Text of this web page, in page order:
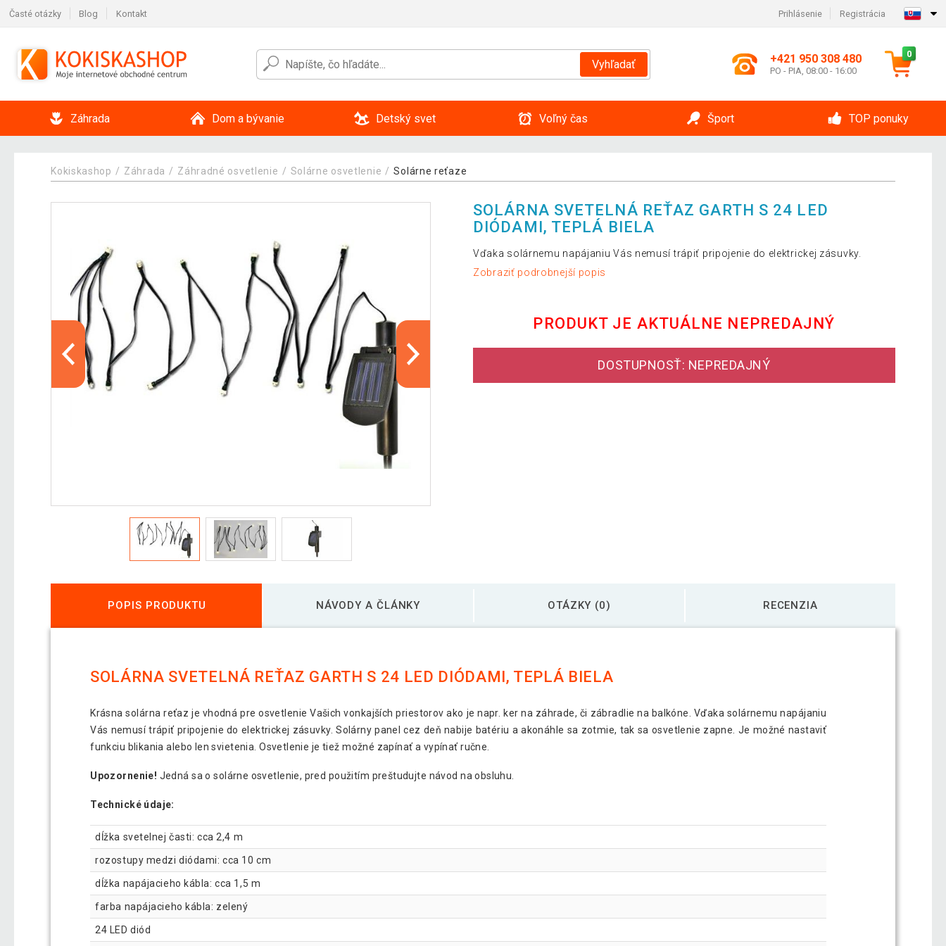
Časté otázky Blog Kontakt Prihlásenie Registrácia
Vyhľadať +421 950 308 480
PO - PIA, 08:00 - 16:00
0
Záhrada Dom a bývanie Detský svet Voľný čas Šport TOP ponuky
Kokiskashop Záhrada Záhradné osvetlenie Solárne osvetlenie Solárne reťaze
SOLÁRNA SVETELNÁ REŤAZ GARTH S 24 LED
DIÓDAMI, TEPLÁ BIELA
Vďaka solárnemu napájaniu Vás nemusí trápiť pripojenie do elektrickej zásuvky.
Zobraziť podrobnejší popis
PRODUKT JE AKTUÁLNE NEPREDAJNÝ
DOSTUPNOSŤ: NEPREDAJNÝ
POPIS PRODUKTU NÁVODY A ČLÁNKY OTÁZKY (0) RECENZIA
SOLÁRNA SVETELNÁ REŤAZ GARTH S 24 LED DIÓDAMI, TEPLÁ BIELA
Krásna solárna reťaz je vhodná pre osvetlenie Vašich vonkajších priestorov ako je napr. ker na záhrade, či zábradlie na balkóne. Vďaka solárnemu napájaniu
Vás nemusí trápiť pripojenie do elektrickej zásuvky. Solárny panel cez deň nabije batériu a akonáhle sa zotmie, tak sa osvetlenie zapne. Je možné nastaviť
funkciu blikania alebo len svietenia. Osvetlenie je tiež možné zapínať a vypínať ručne.
Upozornenie! Jedná sa o solárne osvetlenie, pred použitím preštudujte návod na obsluhu.
Technické údaje:
dĺžka svetelnej časti: cca 2,4 m
rozostupy medzi diódami: cca 10 cm
dĺžka napájacieho kábla: cca 1,5 m
farba napájacieho kábla: zelený
24 LED diód